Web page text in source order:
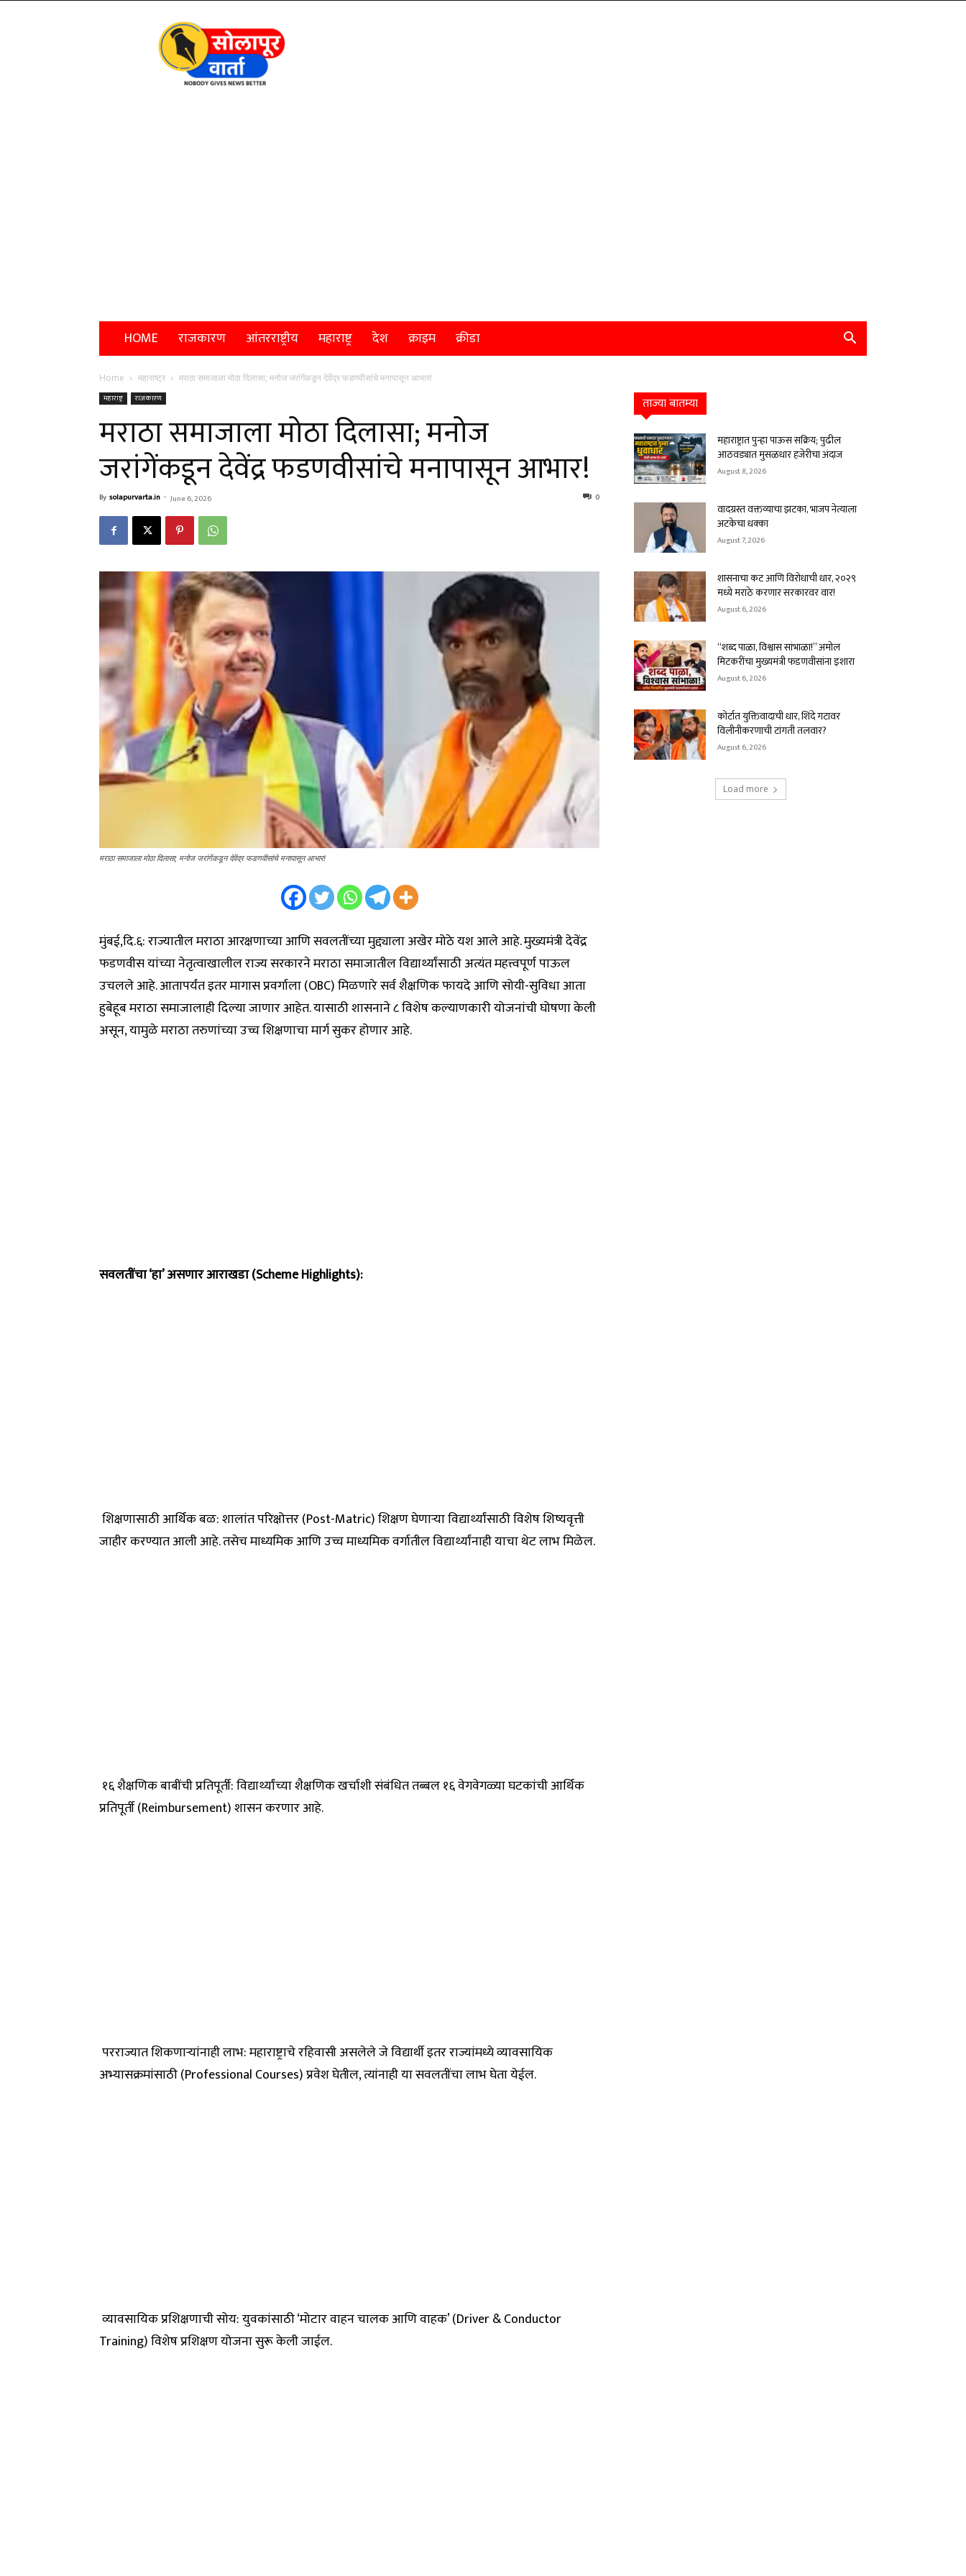
Solapur
Varta
HOME राजकारण आंतरराष्ट्रीय महाराष्ट्र देश क्राइम क्रीडा
Home महाराष्ट्र मराठा समाजाला मोठा दिलासा; मनोज जरांगेंकडून देवेंद्र फडणवीसांचे मनापासून आभार!
महाराष्ट्र राजकारण
मराठा समाजाला मोठा दिलासा; मनोज
जरांगेंकडून देवेंद्र फडणवीसांचे मनापासून आभार!
By solapurvarta.in - June 6, 2026 0
मराठा समाजाला मोठा दिलासा; मनोज जरांगेंकडून देवेंद्र फडणवीसांचे मनापासून आभार!
मुंबई,दि.६: राज्यातील मराठा आरक्षणाच्या आणि सवलतींच्या मुद्द्याला अखेर मोठे यश आले आहे. मुख्यमंत्री देवेंद्र
फडणवीस यांच्या नेतृत्वाखालील राज्य सरकारने मराठा समाजातील विद्यार्थ्यांसाठी अत्यंत महत्त्वपूर्ण पाऊल
उचलले आहे. आतापर्यंत इतर मागास प्रवर्गाला (OBC) मिळणारे सर्व शैक्षणिक फायदे आणि सोयी-सुविधा आता
हुबेहूब मराठा समाजालाही दिल्या जाणार आहेत. यासाठी शासनाने ८ विशेष कल्याणकारी योजनांची घोषणा केली
असून, यामुळे मराठा तरुणांच्या उच्च शिक्षणाचा मार्ग सुकर होणार आहे.
सवलतींचा ‘हा’ असणार आराखडा (Scheme Highlights):
शिक्षणासाठी आर्थिक बळ: शालांत परिक्षोत्तर (Post-Matric) शिक्षण घेणाऱ्या विद्यार्थ्यांसाठी विशेष शिष्यवृत्ती
जाहीर करण्यात आली आहे. तसेच माध्यमिक आणि उच्च माध्यमिक वर्गातील विद्यार्थ्यांनाही याचा थेट लाभ मिळेल.
१६ शैक्षणिक बाबींची प्रतिपूर्ती: विद्यार्थ्यांच्या शैक्षणिक खर्चाशी संबंधित तब्बल १६ वेगवेगळ्या घटकांची आर्थिक
प्रतिपूर्ती (Reimbursement) शासन करणार आहे.
परराज्यात शिकणाऱ्यांनाही लाभ: महाराष्ट्राचे रहिवासी असलेले जे विद्यार्थी इतर राज्यांमध्ये व्यावसायिक
अभ्यासक्रमांसाठी (Professional Courses) प्रवेश घेतील, त्यांनाही या सवलतींचा लाभ घेता येईल.
व्यावसायिक प्रशिक्षणाची सोय: युवकांसाठी ‘मोटार वाहन चालक आणि वाहक’ (Driver & Conductor
Training) विशेष प्रशिक्षण योजना सुरू केली जाईल.
ताज्या बातम्या
महाराष्ट्रात पुन्हा पाऊस सक्रिय; पुढील
आठवड्यात मुसळधार हजेरीचा अंदाज
August 8, 2026
वादग्रस्त वक्तव्याचा झटका, भाजप नेत्याला
अटकेचा धक्का
August 7, 2026
शासनाचा कट आणि विरोधाची धार, २०२९
मध्ये मराठे करणार सरकारवर वार!
August 6, 2026
“शब्द पाळा, विश्वास सांभाळा!” अमोल
मिटकरींचा मुख्यमंत्री फडणवीसांना इशारा
August 6, 2026
कोर्टात युक्तिवादाची धार, शिंदे गटावर
विलीनीकरणाची टांगती तलवार?
August 6, 2026
Load more